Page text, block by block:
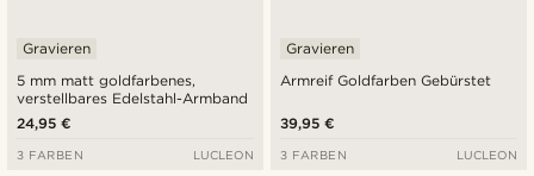
5 mm matt goldfarbenes,
verstellbares Edelstahl-Armband
Gravieren
24,95 €
3 FARBEN LUCLEON
Armreif Goldfarben Gebürstet
Gravieren
39,95 €
3 FARBEN LUCLEON